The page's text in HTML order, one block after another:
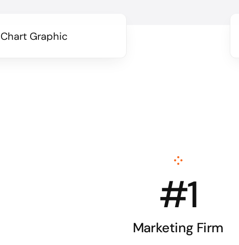
#1
Marketing Firm